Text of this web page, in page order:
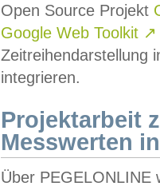
Open Source Projekt
Google Web Toolkit ↗
Zeitreihendarstellung
integrieren.
Projektarbeit
Messwerten
Über PEGELONLINE